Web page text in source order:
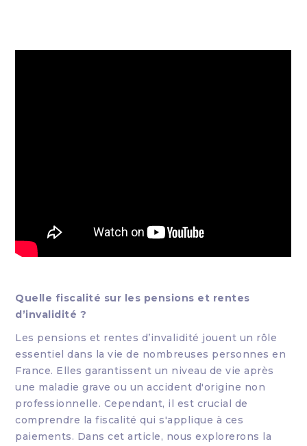
Quelle fiscalité sur les pensions et rentes
d’invalidité ?
Les pensions et rentes d’invalidité jouent un rôle
essentiel dans la vie de nombreuses personnes en
France. Elles garantissent un niveau de vie après
une maladie grave ou un accident d'origine non
professionnelle. Cependant, il est crucial de
comprendre la fiscalité qui s'applique à ces
paiements. Dans cet article, nous explorerons la